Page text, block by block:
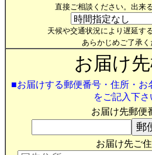
直接ご相談ください。出来
天候や交通状況により遅延す
あらかじめご了承く
お届け先
■お届けする郵便番号・住所・
をご記入下さ
お届け先郵便
お届け先ご